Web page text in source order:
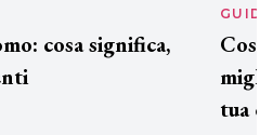
cosa significa,
GUIDE
tua